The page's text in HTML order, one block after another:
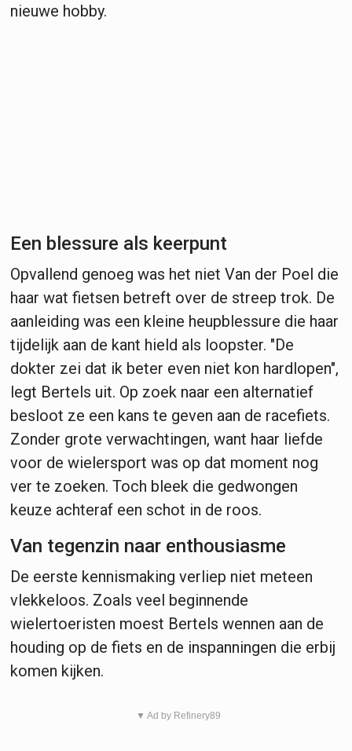
nieuwe hobby.
Een blessure als keerpunt
Opvallend genoeg was het niet Van der Poel die
haar wat fietsen betreft over de streep trok. De
aanleiding was een kleine heupblessure die haar
tijdelijk aan de kant hield als loopster. "De
dokter zei dat ik beter even niet kon hardlopen",
legt Bertels uit. Op zoek naar een alternatief
besloot ze een kans te geven aan de racefiets.
Zonder grote verwachtingen, want haar liefde
voor de wielersport was op dat moment nog
ver te zoeken. Toch bleek die gedwongen
keuze achteraf een schot in de roos.
Van tegenzin naar enthousiasme
De eerste kennismaking verliep niet meteen
vlekkeloos. Zoals veel beginnende
wielertoeristen moest Bertels wennen aan de
houding op de fiets en de inspanningen die erbij
komen kijken.
▼ Ad by Refinery89